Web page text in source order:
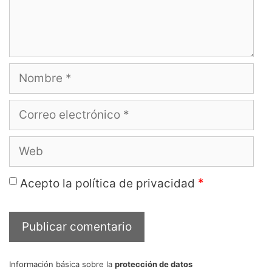
Nombre
Correo
electrónico
Web
Acepto la política de privacidad *
Información básica sobre la protección de datos